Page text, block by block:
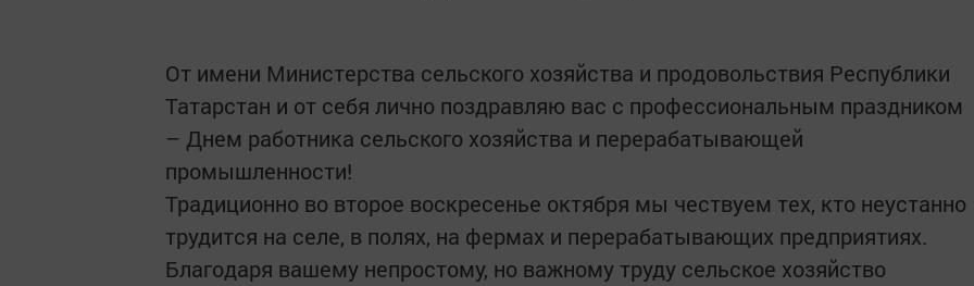
От имени Министерства сельского хозяйства и продовольствия Республики
Татарстан и от себя лично поздравляю вас с профессиональным праздником
– Днем работника сельского хозяйства и перерабатывающей
промышленности!
Традиционно во второе воскресенье октября мы чествуем тех, кто неустанно
трудится на селе, в полях, на фермах и перерабатывающих предприятиях.
Благодаря вашему непростому, но важному труду сельское хозяйство